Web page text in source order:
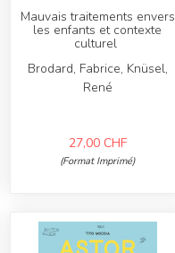
Mauvais traitements envers
les enfants et contexte
culturel
Brodard, Fabrice, Knüsel,
René
27,00 CHF
(Format Imprimé)